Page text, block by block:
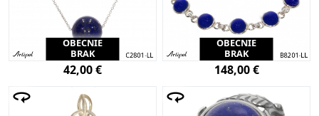
OBECNIE
BRAK
42,00 €
OBECNIE
BRAK
148,00 €